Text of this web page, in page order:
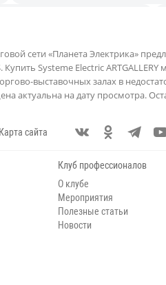
сети «Планета Электрика»
Купить Systeme Electric
выставочных залах в
актуальна на дату просмотра.
Карта сайта
Клуб профессионалов
О клубе
Мероприятия
Полезные статьи
Новости